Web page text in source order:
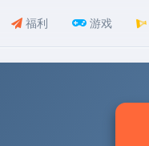
福利 游戏